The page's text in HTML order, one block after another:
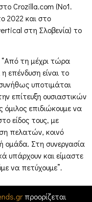
Crozilla.com (Νο1.
2022 και στο
στη Σλοβενία) το
τη μέχρι τώρα
επένδυση είναι το
υποτιμάται
επίτευξη ουσιαστικών
όμιλος επιδιώκουμε να
είδος τους, με
πελατών, κοινό
ομάδα. Στη συνεργασία
υπάρχουν και είμαστε
να πετύχουμε”.
προορίζεται